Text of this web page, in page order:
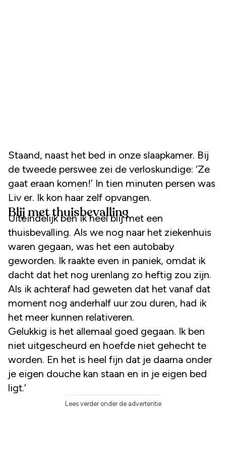
Staand, naast het bed in onze slaapkamer. Bij
de tweede perswee zei de verloskundige: ‘Ze
gaat eraan komen!’ In tien minuten persen was
Liv er. Ik kon haar zelf opvangen.
Blij met thuisbevalling
Uiteindelijk ben ik heel blij met een
thuisbevalling. Als we nog naar het ziekenhuis
waren gegaan, was het een autobaby
geworden. Ik raakte even in paniek, omdat ik
dacht dat het nog urenlang zo heftig zou zijn.
Als ik achteraf had geweten dat het vanaf dat
moment nog anderhalf uur zou duren, had ik
het meer kunnen relativeren.
Gelukkig is het allemaal goed gegaan. Ik ben
niet uitgescheurd en hoefde niet gehecht te
worden. En het is heel fijn dat je daarna onder
je eigen douche kan staan en in je eigen bed
ligt.’
Lees verder onder de advertentie